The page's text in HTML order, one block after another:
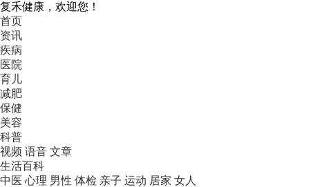
复禾健康，欢迎您！
首页
资讯
疾病
医院
育儿
减肥
保健
美容
科普
视频 语音 文章
生活百科
中医 心理 男性 体检 亲子 运动 居家 女人